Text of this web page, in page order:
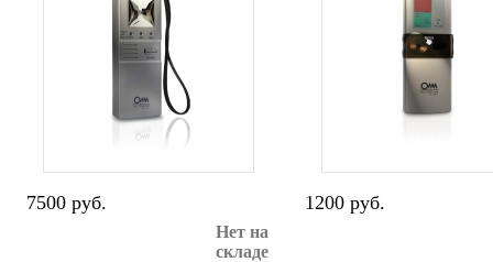
7500 руб.
Нет на
складе
1200 руб.